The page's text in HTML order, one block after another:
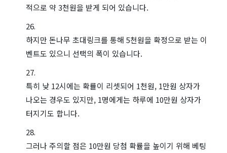
적으로 약 3천원을 받게 되어 있습니다.
하지만 돈나무 초대링크를 통해 5천원을 확정으로 받는 이
벤트도 있으니 선택의 폭이 있습니다.
특히 낮 12시에는 확률이 리셋되어 1천원, 1만원 상자가
나오는 경우도 있지만, 1명에게는 하루에 10만원 상자가
터지기도 합니다.
그러나 주의할 점은 10만원 당첨 확률을 높이기 위해 베팅